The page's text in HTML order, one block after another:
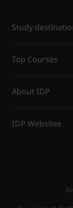
Study
Top Courses
About IDP
IDP Websites
ลิ